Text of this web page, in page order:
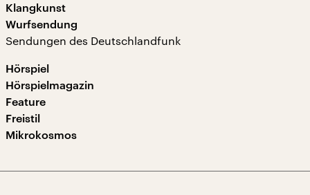
Klangkunst
Wurfsendung
Sendungen des Deutschlandfunk
Hörspiel
Hörspielmagazin
Feature
Freistil
Mikrokosmos